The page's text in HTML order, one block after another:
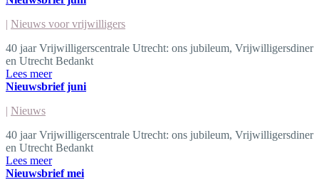
| Nieuws voor vrijwilligers
40 jaar Vrijwilligerscentrale Utrecht: ons jubileum, Vrijwilligersdiner
en Utrecht Bedankt
Lees meer
Nieuwsbrief juni
| Nieuws
40 jaar Vrijwilligerscentrale Utrecht: ons jubileum, Vrijwilligersdiner
en Utrecht Bedankt
Lees meer
Nieuwsbrief mei